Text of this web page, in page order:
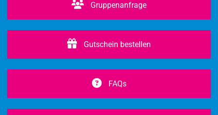
Gruppenanfrage
Gutschein bestellen
FAQs